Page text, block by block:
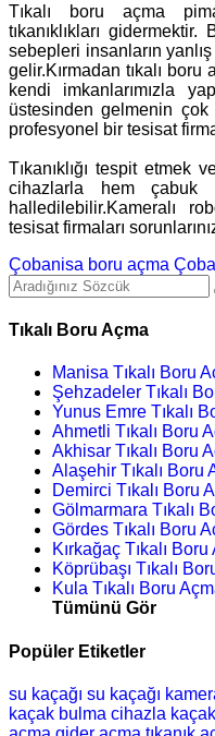
Tıkalı boru açma
tıkanıklıkları
sebepleri insanların
gelir.Kırmadan tıkalı boru
kendi imkanlarımızla
üstesinden gelmenin çok
profesyonel bir tesisat
Tıkanıklığı tespit etmek
cihazlarla hem çabuk
halledilebilir.Kameralı
tesisat firmaları
Çobanisa boru açma
Tıkalı Boru Açma
Manisa Tıkalı Boru
Şehzadeler Tıkalı
Yunus Emre Tıkalı
Ahmetli Tıkalı Boru
Akhisar Tıkalı Boru
Alaşehir Tıkalı Boru
Demirci Tıkalı Boru
Gölmarmara Tıkalı
Gördes Tıkalı Boru
Kırkağaç Tıkalı
Köprübaşı Tıkalı
Kula Tıkalı Boru
Tümünü Gör
Popüler Etiketler
su kaçağı su kaçağı
kaçak bulma cihazla